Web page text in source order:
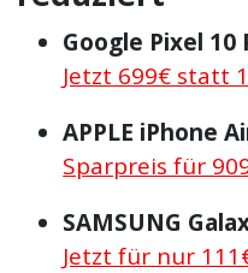
Google Pixel 10
Jetzt 699€ statt
APPLE iPhone
Sparpreis für
SAMSUNG
Jetzt für nur